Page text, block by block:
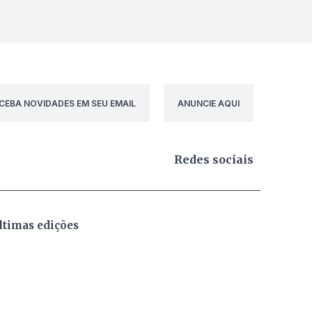
NOVIDADES EM SEU EMAIL ANUNCIE AQUI
Redes sociais
edições